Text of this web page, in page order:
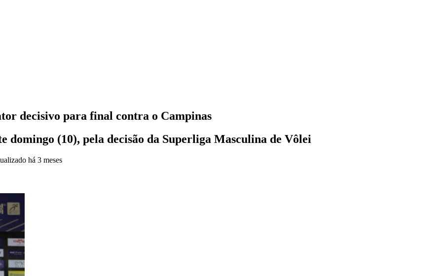
decisivo para final contra o Campinas
domingo (10), pela decisão da Superliga Masculina de Vôlei
há 3 meses